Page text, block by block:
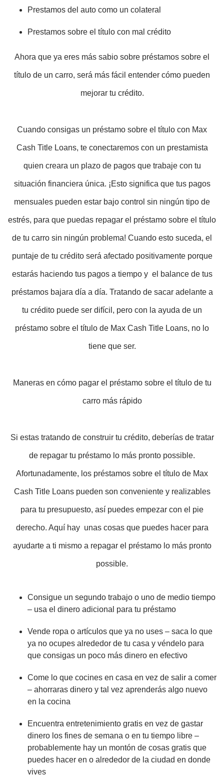
Prestamos del auto como un colateral
Prestamos sobre el título con mal crédito
Ahora que ya eres más sabio sobre préstamos sobre el
título de un carro, será más fácil entender cómo pueden
mejorar tu crédito.
Cuando consigas un préstamo sobre el título con Max
Cash Title Loans, te conectaremos con un prestamista
quien creara un plazo de pagos que trabaje con tu
situación financiera única. ¡Esto significa que tus pagos
mensuales pueden estar bajo control sin ningún tipo de
estrés, para que puedas repagar el préstamo sobre el título
de tu carro sin ningún problema! Cuando esto suceda, el
puntaje de tu crédito será afectado positivamente porque
estarás haciendo tus pagos a tiempo y el balance de tus
préstamos bajara día a día. Tratando de sacar adelante a
tu crédito puede ser difícil, pero con la ayuda de un
préstamo sobre el título de Max Cash Title Loans, no lo
tiene que ser.
Maneras en cómo pagar el préstamo sobre el título de tu
carro más rápido
Si estas tratando de construir tu crédito, deberías de tratar
de repagar tu préstamo lo más pronto possible.
Afortunadamente, los préstamos sobre el título de Max
Cash Title Loans pueden son conveniente y realizables
para tu presupuesto, así puedes empezar con el pie
derecho. Aquí hay unas cosas que puedes hacer para
ayudarte a ti mismo a repagar el préstamo lo más pronto
possible.
Consigue un segundo trabajo o uno de medio tiempo
– usa el dinero adicional para tu préstamo
Vende ropa o artículos que ya no uses – saca lo que
ya no ocupes alrededor de tu casa y véndelo para
que consigas un poco más dinero en efectivo
Come lo que cocines en casa en vez de salir a comer
– ahorraras dinero y tal vez aprenderás algo nuevo
en la cocina
Encuentra entretenimiento gratis en vez de gastar
dinero los fines de semana o en tu tiempo libre –
probablemente hay un montón de cosas gratis que
puedes hacer en o alrededor de la ciudad en donde
vives